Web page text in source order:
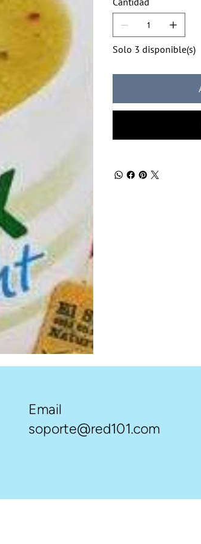
Solo 3 disponible(s)
Email
soporte@red101.com